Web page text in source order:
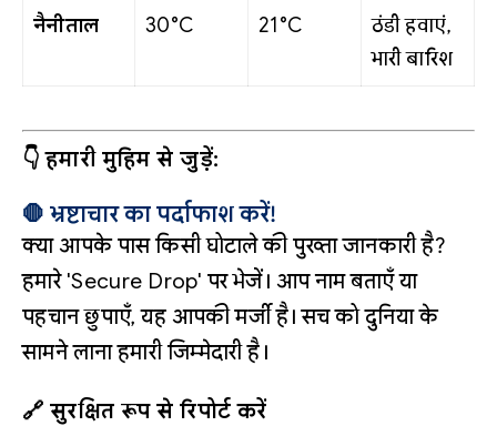
नैनीताल 30°C 21°C
ठंडी हवाएं,
भारी बारिश
👇 हमारी मुहिम से जुड़ें:
🛑 भ्रष्टाचार का पर्दाफाश करें!
क्या आपके पास किसी घोटाले की पुख्ता जानकारी है?
हमारे 'Secure Drop' पर भेजें। आप नाम बताएँ या
पहचान छुपाएँ, यह आपकी मर्जी है। सच को दुनिया के
सामने लाना हमारी जिम्मेदारी है।
🔗 सुरक्षित रूप से रिपोर्ट करें